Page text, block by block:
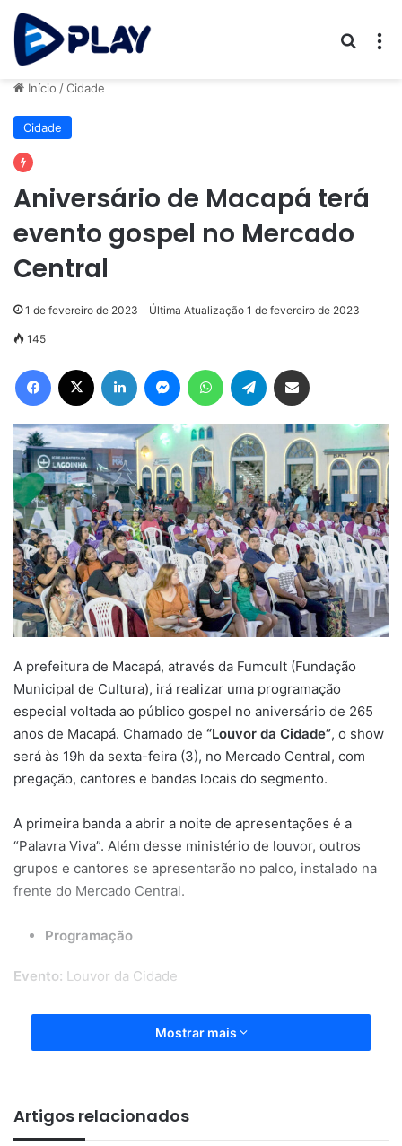
Início /Cidade
Cidade
Aniversário de Macapá terá
evento gospel no Mercado
Central
1 de fevereiro de 2023 Última Atualização 1 de fevereiro de 2023
145
Facebook Linkedin MessengerWhatsAppTelegram
A prefeitura de Macapá, através da Fumcult (Fundação
Municipal de Cultura), irá realizar uma programação
especial voltada ao público gospel no aniversário de 265
anos de Macapá. Chamado de “Louvor da Cidade”, o show
será às 19h da sexta-feira (3), no Mercado Central, com
pregação, cantores e bandas locais do segmento.
A primeira banda a abrir a noite de apresentações é a
“Palavra Viva”. Além desse ministério de louvor, outros
grupos e cantores se apresentarão no palco, instalado na
frente do Mercado Central.
Programação
Evento: Louvor da Cidade
Data:
19h:Palavra Viva
Mostrar mais
Artigos relacionados